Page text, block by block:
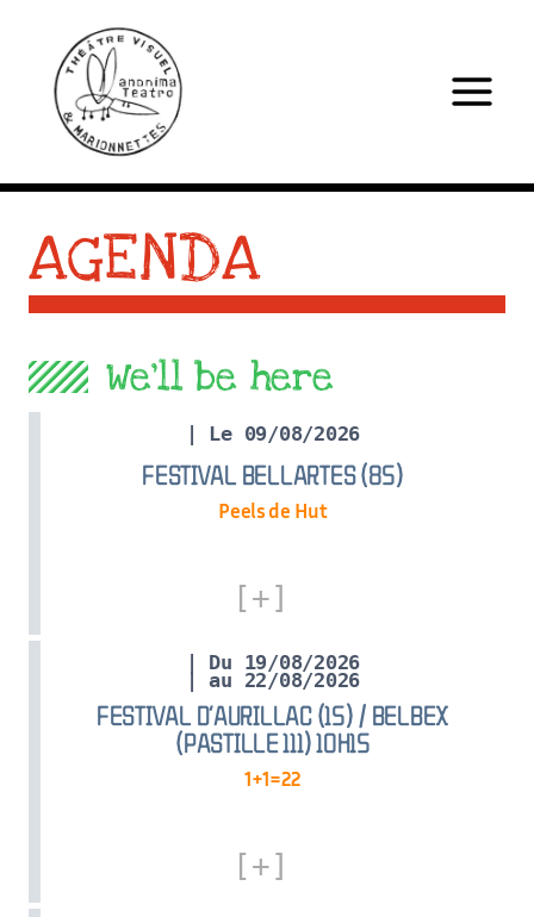
content
AGENDA
We’ll be here
| Le 09/08/2026
FESTIVAL BELLARTES (85)
Peels de Hut
| Du 19/08/2026
FESTIVAL D’AURILLAC (15) / BELBEX
(PASTILLE 111) 10H15
| au 22/08/2026
1+1=22